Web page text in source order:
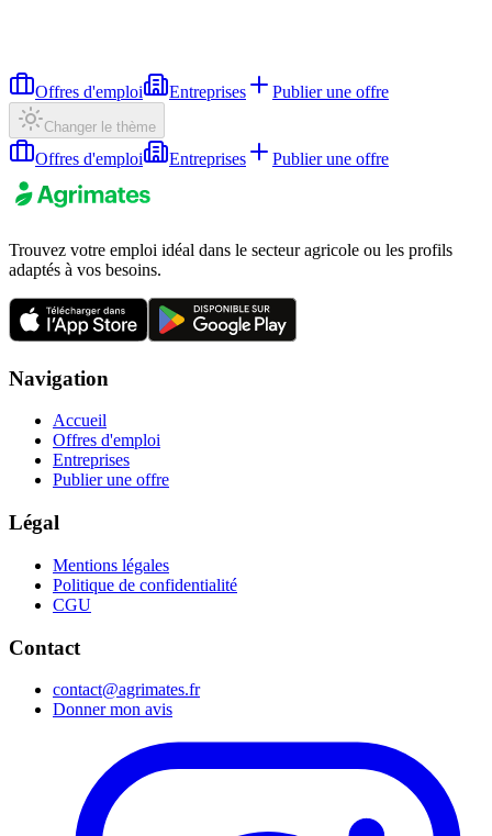
Offres d'emploi Entreprises Publier une offre
Changer le thème
Offres d'emploi Entreprises Publier une offre
Trouvez votre emploi idéal dans le secteur agricole ou les profils
adaptés à vos besoins.
Navigation
Accueil
Offres d'emploi
Entreprises
Publier une offre
Légal
Mentions légales
Politique de confidentialité
CGU
Contact
contact@agrimates.fr
Donner mon avis